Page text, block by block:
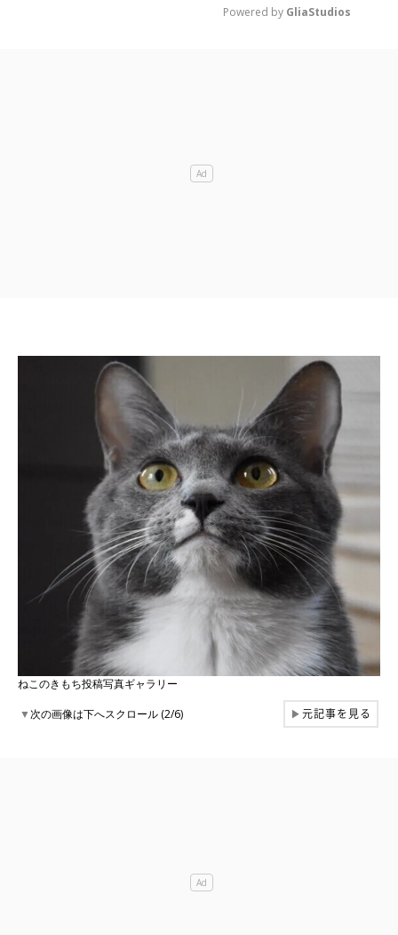
Powered by GliaStudios
ねこのきもち投稿写真ギャラリー
▼次の画像は下へスクロール (2/6) ▶元記事を見る